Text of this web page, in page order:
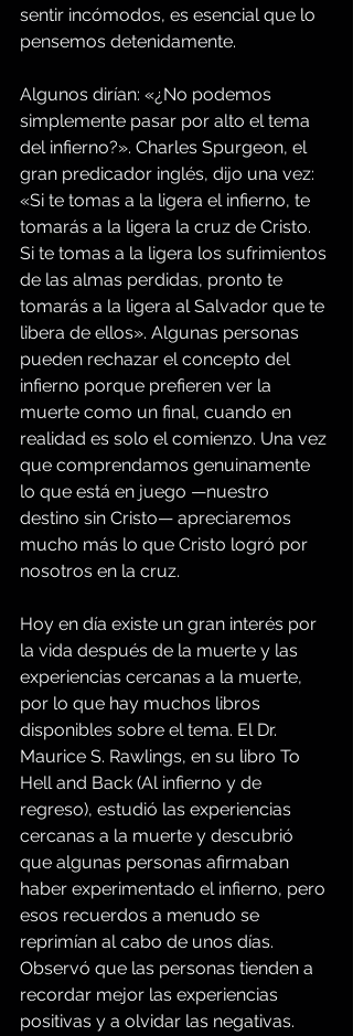
sentir incómodos, es esencial que lo
pensemos detenidamente.
Algunos dirían: «¿No podemos
simplemente pasar por alto el tema
del infierno?». Charles Spurgeon, el
gran predicador inglés, dijo una vez:
«Si te tomas a la ligera el infierno, te
tomarás a la ligera la cruz de Cristo.
Si te tomas a la ligera los sufrimientos
de las almas perdidas, pronto te
tomarás a la ligera al Salvador que te
libera de ellos». Algunas personas
pueden rechazar el concepto del
infierno porque prefieren ver la
muerte como un final, cuando en
realidad es solo el comienzo. Una vez
que comprendamos genuinamente
lo que está en juego —nuestro
destino sin Cristo— apreciaremos
mucho más lo que Cristo logró por
nosotros en la cruz.
Hoy en día existe un gran interés por
la vida después de la muerte y las
experiencias cercanas a la muerte,
por lo que hay muchos libros
disponibles sobre el tema. El Dr.
Maurice S. Rawlings, en su libro To
Hell and Back (Al infierno y de
regreso), estudió las experiencias
cercanas a la muerte y descubrió
que algunas personas afirmaban
haber experimentado el infierno, pero
esos recuerdos a menudo se
reprimían al cabo de unos días.
Observó que las personas tienden a
recordar mejor las experiencias
positivas y a olvidar las negativas.